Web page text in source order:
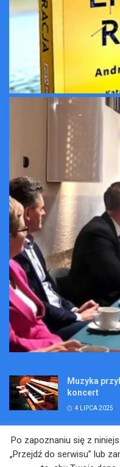
Muzyka
koncert
4 LIPCA 2025
Kopalniane
Po zapoznaniu się z
„Przejdź do serwisu” lub